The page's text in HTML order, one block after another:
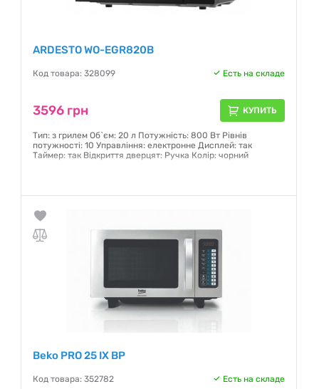
ARDESTO WO-EGR820B
Код товара: 328099 Есть на складе
3596 грн КУПИТЬ
Тип: з грилем Об`єм: 20 л Потужність: 800 Вт Рівнів
потужності: 10 Управління: електронне Дисплей: так
Таймер: так Відкриття дверцят: Ручка Колір: чорний
Beko PRO 25 IX BP
Код товара: 352782 Есть на складе